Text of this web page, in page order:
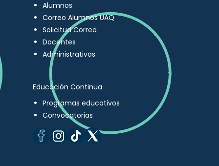
Alumnos
Correo Alumnos UAQ
Solicitud Correo
Docentes
Administrativos
Educación Continua
Programas educativos
Convocatorias